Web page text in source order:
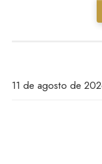
11 de agosto de